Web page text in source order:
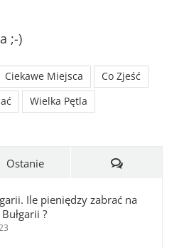
;-)
Ciekawe Miejsca
Co Zjeść
Wielka Pętla
Ostanie Komentarze
Ile pieniędzy zabrać na
?